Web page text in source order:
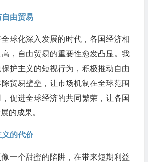
自由贸易
球化深入发展的时代，各国经济相
，自由贸易的重要性愈发凸显。我
护主义的短视行为，积极推动自由
贸易壁垒，让市场机制在全球范围
促进全球经济的共同繁荣，让各国
的成果。
义的代价
一个甜蜜的陷阱，在带来短期利益